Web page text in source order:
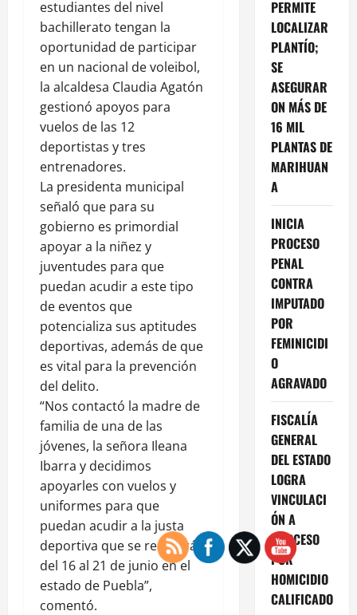
estudiantes del nivel
bachillerato tengan la
oportunidad de participar
en un nacional de voleibol,
la alcaldesa Claudia Agatón
gestionó apoyos para
vuelos de las 12
deportistas y tres
entrenadores.
La presidenta municipal
señaló que para su
gobierno es primordial
apoyar a la niñez y
juventudes para que
puedan acudir a este tipo
de eventos que
potencializa sus aptitudes
deportivas, además de que
es vital para la prevención
del delito.
“Nos contactó la madre de
familia de una de las
jóvenes, la señora Ileana
Ibarra y decidimos
apoyarles con vuelos y
uniformes para que
puedan acudir a la justa
deportiva que se realizará
del 16 al 21 de junio en el
estado de Puebla”,
comentó.
PERMITE
LOCALIZAR
PLANTÍO;
SE
ASEGURAR
ON MÁS DE
16 MIL
PLANTAS DE
MARIHUAN
A
INICIA
PROCESO
PENAL
CONTRA
IMPUTADO
POR
FEMINICIDI
O
AGRAVADO
FISCALÍA
GENERAL
DEL ESTADO
LOGRA
VINCULACI
ÓN A
PROCESO
POR
HOMICIDIO
CALIFICADO